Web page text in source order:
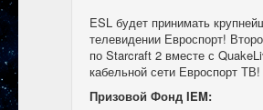
ESL будет принимать
телевидении Евроспорт!
по Starcraft 2 вместе с
кабельной сети Евроспорт ТВ!
Призовой Фонд IEM: